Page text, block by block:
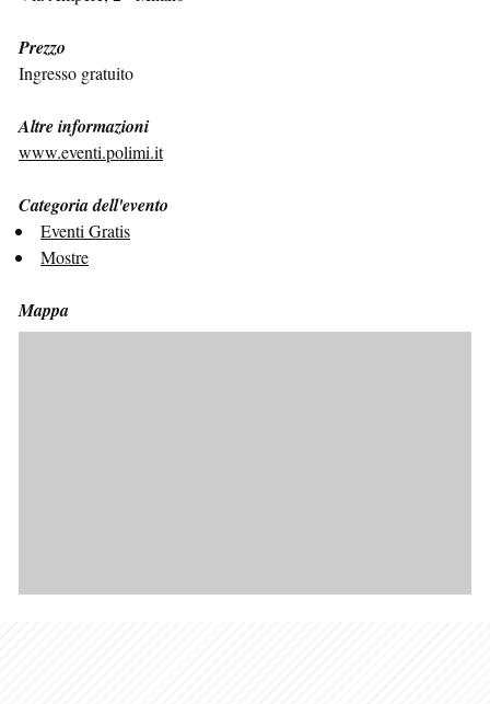
Prezzo
Ingresso gratuito
Altre informazioni
www.eventi.polimi.it
Categoria dell'evento
Eventi Gratis
Mostre
Mappa